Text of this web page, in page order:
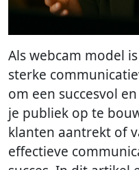
Als webcam model
sterke
om een succesvol
je publiek op te
klanten aantrekt of
effectieve